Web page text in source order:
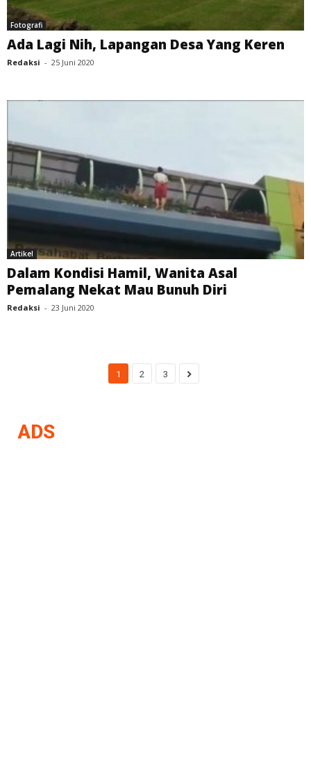
Fotografi
Ada Lagi Nih, Lapangan Desa Yang Keren
Redaksi - 25 Juni 2020
Artikel
Dalam Kondisi Hamil, Wanita Asal
Pemalang Nekat Mau Bunuh Diri
Redaksi - 23 Juni 2020
1 2 3
ADS